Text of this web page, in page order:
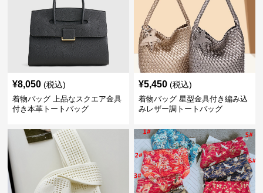
¥8,050 (税込)
着物バッグ 上品なスクエア金具
付き本革トートバッグ
¥5,450 (税込)
着物バッグ 星型金具付き編み込
みレザー調トートバッグ